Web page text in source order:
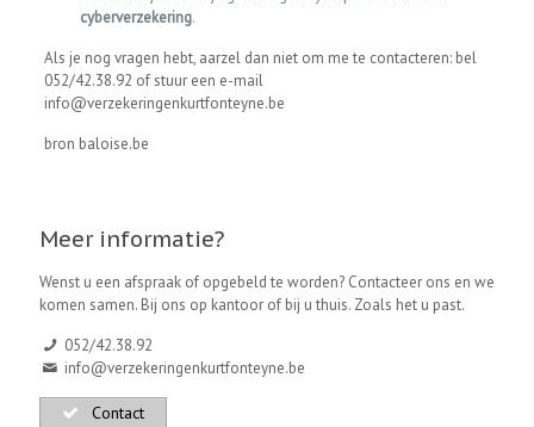
cyberverzekering.
Als je nog vragen hebt, aarzel dan niet om me te contacteren: bel
052/42.38.92 of stuur een e-mail
info@verzekeringenkurtfonteyne.be
bron baloise.be
Meer informatie?
Wenst u een afspraak of opgebeld te worden? Contacteer ons en we
komen samen. Bij ons op kantoor of bij u thuis. Zoals het u past.
052/42.38.92
info@verzekeringenkurtfonteyne.be
Contact